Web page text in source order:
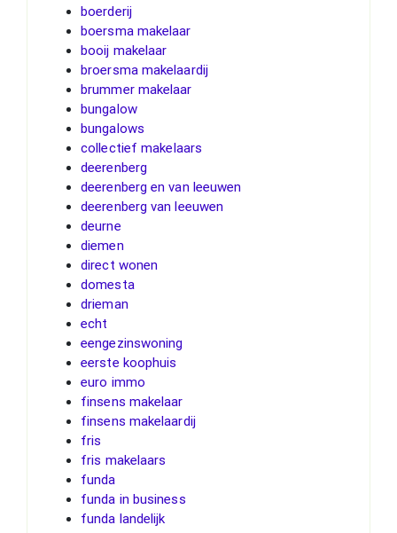
boerderij
boersma makelaar
booij makelaar
broersma makelaardij
brummer makelaar
bungalow
bungalows
collectief makelaars
deerenberg
deerenberg en van leeuwen
deerenberg van leeuwen
deurne
diemen
direct wonen
domesta
drieman
echt
eengezinswoning
eerste koophuis
euro immo
finsens makelaar
finsens makelaardij
fris
fris makelaars
funda
funda in business
funda landelijk